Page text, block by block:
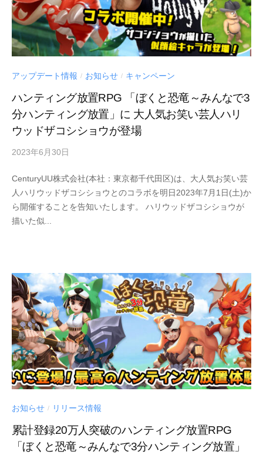
アップデート情報 / お知らせ / キャンペーン
ハンティング放置RPG 「ぼくと恐竜～みんなで3
分ハンティング放置」に 大人気お笑い芸人ハリ
ウッドザコシショウが登場
2023年6月30日
UU
CenturyUU株式会社(本社：東京都千代田区)は、大人気お笑い芸
人ハリウッドザコシショウとのコラボを明日2023年7月1日(土)か
ら開催することを告知いたします。 ハリウッドザコシショウが
描いた似...
お知らせ / リリース情報
累計登録20万人突破のハンティング放置RPG
「ぼくと恐竜～みんなで3分ハンティング放置」